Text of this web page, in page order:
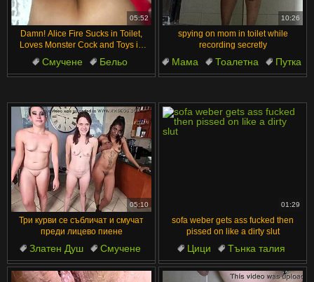
05:52
Damn! Alice Fire Sucks in Toilet,
Loves Monster Cock and Toys in
Pussy
Смучене
Бельо
Големи цици
Пенис
10:26
spying on mom in toilet while
recording secretly
Мама Тоалетна
Путка
Воайор
Аматьори
05:10
Три курви се събличат и смучат
преди лицево пиене
Златен Душ
Смучене
Стриптийз
Духане
01:29
sofa weber gets ass fucked then
pissed on like a dirty slut
Цици
Тънка талия
Секси
От дупе в уста